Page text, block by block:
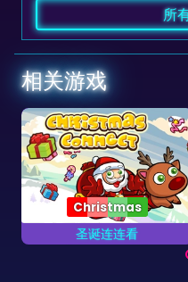
相关游戏
罗马麻将
在这个麻将对对碰游戏中
发现古罗马。